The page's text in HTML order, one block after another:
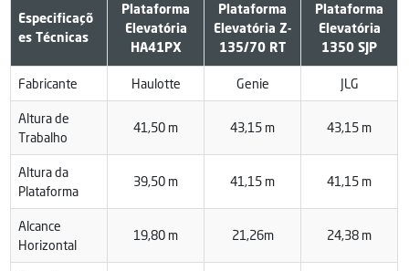
Especificaçõ
es Técnicas
Plataforma
Elevatória
HA41PX
Plataforma
Elevatória Z-
135/70 RT
Plataforma
Elevatória
1350 SJP
Fabricante Haulotte Genie JLG
Altura de
Trabalho
41,50 m 43,15 m 43,15 m
Altura da
Plataforma
39,50 m 41,15 m 41,15 m
Alcance
Horizontal
19,80 m 21,26m 24,38 m